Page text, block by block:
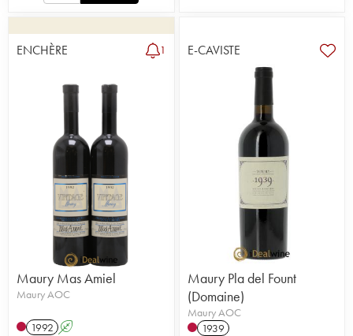
ENCHÈRE 1
Maury Mas Amiel
Maury AOC
1992 A
E-CAVISTE
Maury Pla del Fount
(Domaine)
Maury AOC
1939